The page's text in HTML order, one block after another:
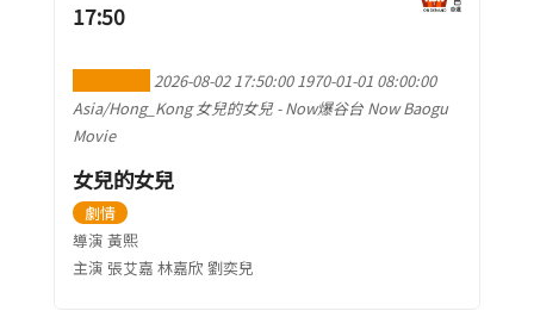
17:50
2026-08-02 17:50:00 1970-01-01 08:00:00
Asia/Hong_Kong 女兒的女兒 - Now爆谷台 Now Baogu
Movie
女兒的女兒
劇情
導演 黃熙
主演 張艾嘉 林嘉欣 劉奕兒